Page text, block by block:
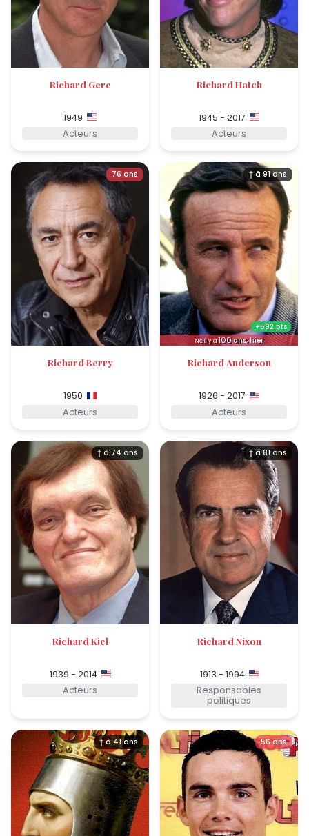
Richard Gere
1949
Acteurs
Richard Hatch
1945 - 2017
Acteurs
76 ans
Richard Berry
1950
Acteurs
† à 91 ans
+592 pts
Né il y a100ans, hier
Richard Anderson
1926 - 2017
Acteurs
† à 74 ans
Richard Kiel
1939 - 2014
Acteurs
† à 81 ans
Richard Nixon
1913 - 1994
Responsables
politiques
† à 41 ans 56 ans